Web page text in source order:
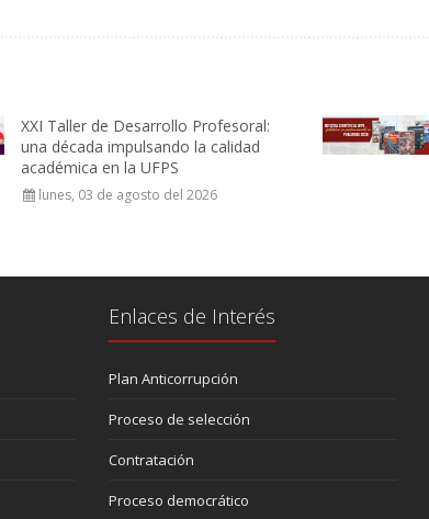
XXI Taller de Desarrollo Profesoral:
una década impulsando la calidad
académica en la UFPS
lunes, 03 de agosto del 2026
Enlaces de Interés
Plan Anticorrupción
Proceso de selección
Contratación
Proceso democrático